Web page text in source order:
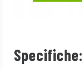
Specifiche: